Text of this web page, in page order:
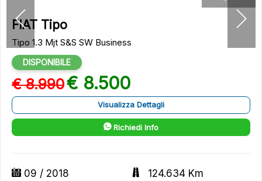
FIAT Tipo
Tipo 1.3 Mjt S&S SW Business
DISPONIBILE
€ 8.990€ 8.500
Visualizza Dettagli
Richiedi Info
09 / 2018
124.634 Km